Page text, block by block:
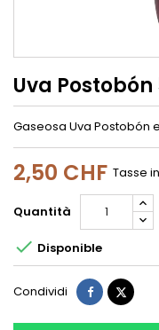
Uva
Gaseosa Uva Postobón
2,50 CHF Tasse
Quantità
 Disponible
Condividi CondividiTwitta